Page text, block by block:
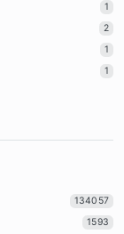
1
2
1
1
134057
1593